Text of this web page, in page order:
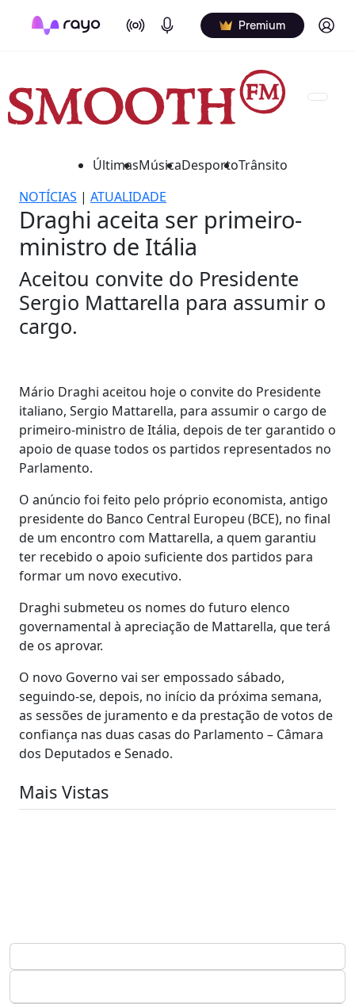
On Air Podcasts Premium Log in
ÚltimasMúsicaDesportoTrânsito
NOTÍCIAS | ATUALIDADE
Draghi aceita ser primeiro-
ministro de Itália
Aceitou convite do Presidente
Sergio Mattarella para assumir o
cargo.
Mário Draghi aceitou hoje o convite do Presidente
italiano, Sergio Mattarella, para assumir o cargo de
primeiro-ministro de Itália, depois de ter garantido o
apoio de quase todos os partidos representados no
Parlamento.
O anúncio foi feito pelo próprio economista, antigo
presidente do Banco Central Europeu (BCE), no final
de um encontro com Mattarella, a quem garantiu
ter recebido o apoio suficiente dos partidos para
formar um novo executivo.
Draghi submeteu os nomes do futuro elenco
governamental à apreciação de Mattarella, que terá
de os aprovar.
O novo Governo vai ser empossado sábado,
seguindo-se, depois, no início da próxima semana,
as sessões de juramento e da prestação de votos de
confiança nas duas casas do Parlamento – Câmara
dos Deputados e Senado.
Mais Vistas